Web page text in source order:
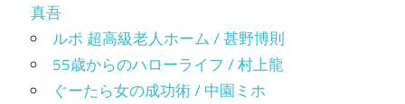
真吾
ルポ 超高級老人ホーム / 甚野博則
55歳からのハローライフ / 村上龍
ぐーたら女の成功術 / 中園ミホ